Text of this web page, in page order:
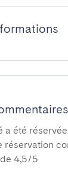
a été
réservation
4,5/5